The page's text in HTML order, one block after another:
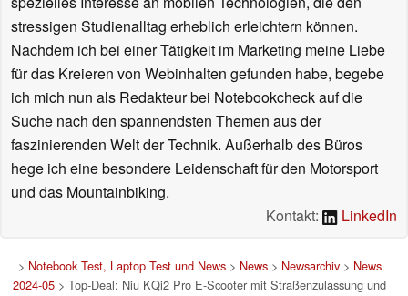
stressigen Studienalltag erheblich erleichtern können.
Nachdem ich bei einer Tätigkeit im Marketing meine Liebe
für das Kreieren von Webinhalten gefunden habe, begebe
ich mich nun als Redakteur bei Notebookcheck auf die
Suche nach den spannendsten Themen aus der
faszinierenden Welt der Technik. Außerhalb des Büros
hege ich eine besondere Leidenschaft für den Motorsport
und das Mountainbiking.
Kontakt:
LinkedIn
> Notebook Test, Laptop Test und News> News> Newsarchiv> News
2024-05 > Top-Deal: Niu KQi2 Pro E-Scooter mit Straßenzulassung und